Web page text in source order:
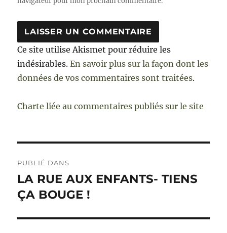
Ce site utilise Akismet pour réduire les
indésirables.En savoir plus sur la façon dont les
données de vos commentaires sont traitées.
Charte liée au commentaires publiés sur le site
de
l’article
PUBLIÉ DANS
LA RUE AUX ENFANTS- TIENS
ÇA BOUGE !